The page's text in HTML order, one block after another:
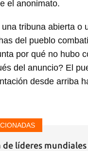
como favorito,
el anonimato.
tribuna abierta o
del pueblo
por qué no hubo
del anuncio? El
desde arriba
de líderes